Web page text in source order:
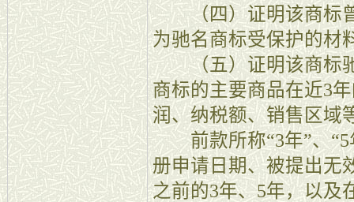
（四）证明该商标曾
为驰名商标受保护的材
（五）证明该商标驰
商标的主要商品在近3
润、纳税额、销售区域
前款所称“3年”、“5
册申请日期、被提出无
之前的3年、5年，以及